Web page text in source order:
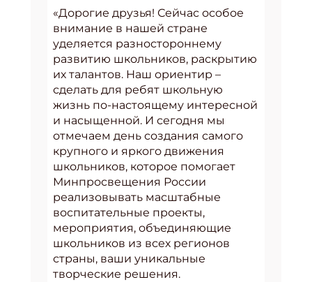
«Дорогие друзья! Сейчас особое
внимание в нашей стране
уделяется разностороннему
развитию школьников, раскрытию
их талантов. Наш ориентир –
сделать для ребят школьную
жизнь по-настоящему интересной
и насыщенной. И сегодня мы
отмечаем день создания самого
крупного и яркого движения
школьников, которое помогает
Минпросвещения России
реализовывать масштабные
воспитательные проекты,
мероприятия, объединяющие
школьников из всех регионов
страны, ваши уникальные
творческие решения.